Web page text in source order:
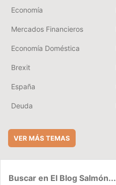
Economía
Mercados Financieros
Economía Doméstica
Brexit
España
Deuda
VER MÁS TEMAS